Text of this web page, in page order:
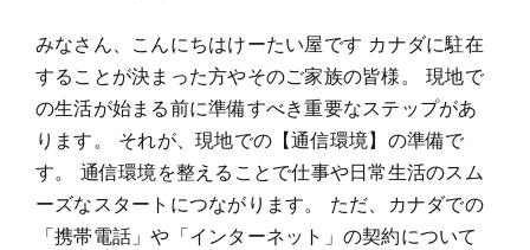
みなさん、こんにちはけーたい屋です カナダに駐在
することが決まった方やそのご家族の皆様。 現地で
の生活が始まる前に準備すべき重要なステップがあ
ります。 それが、現地での【通信環境】の準備で
す。 通信環境を整えることで仕事や日常生活のスム
ーズなスタートにつながります。 ただ、カナダでの
「携帯電話」や「インターネット」の契約について